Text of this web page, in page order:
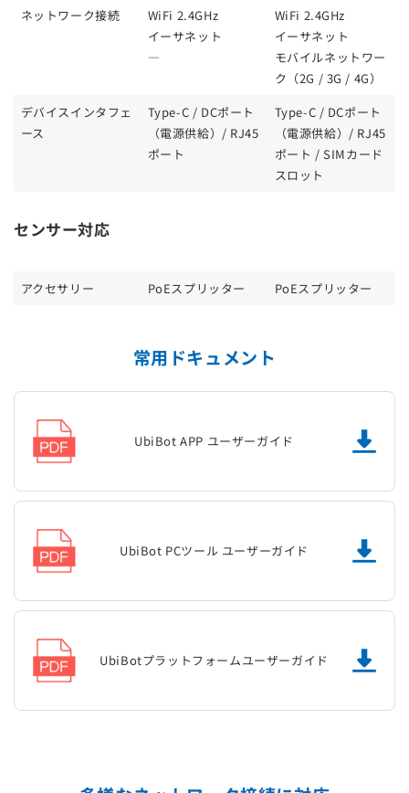
ネットワーク接続
WiFi 2.4GHz
イーサネット
—
WiFi 2.4GHz
イーサネット
モバイルネットワー
ク（2G / 3G / 4G）
デバイスインタフェ
ース
Type-C / DCポート
（電源供給）/ RJ45
ポート
Type-C / DCポート
（電源供給）/ RJ45
ポート / SIMカード
スロット
センサー対応
アクセサリー PoEスプリッター PoEスプリッター
常用ドキュメント
UbiBot APP ユーザーガイド
UbiBot PCツール ユーザーガイド
UbiBotプラットフォームユーザーガイド